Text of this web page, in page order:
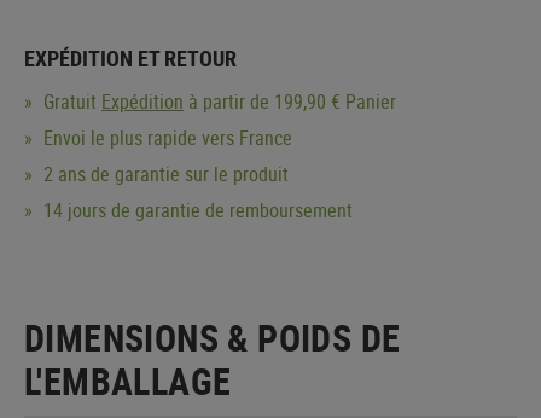
EXPÉDITION ET RETOUR
Gratuit Expédition à partir de 199,90 € Panier
Envoi le plus rapide vers France
2 ans de garantie sur le produit
14 jours de garantie de remboursement
DIMENSIONS & POIDS DE
L'EMBALLAGE